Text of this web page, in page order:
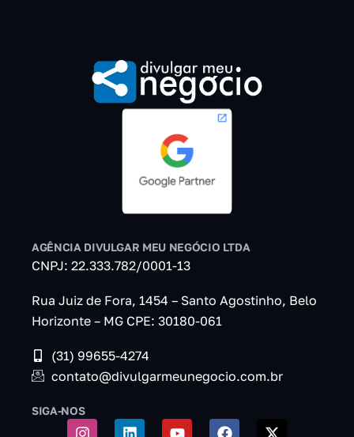
AGÊNCIA DIVULGAR MEU NEGÓCIO LTDA
CNPJ: 22.333.782/0001-13
Rua Juiz de Fora, 1454 – Santo Agostinho, Belo
Horizonte – MG CPE: 30180-061
(31) 99655-4274
contato@divulgarmeunegocio.com.br
SIGA-NOS